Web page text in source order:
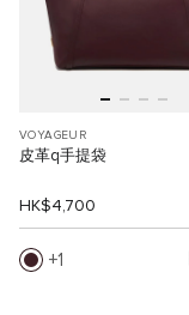
VOYAGEUR
皮革q手提袋
HK$4,700
1